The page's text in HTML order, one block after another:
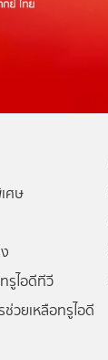
ศษ
รูไอดีทีวี
ช่วยเหลือทรูไอดี